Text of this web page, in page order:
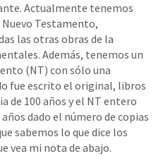
Actualmente tenemos
Nuevo Testamento,
las otras obras de la
Además, tenemos un
(NT) con sólo una
fue escrito el original, libros
de 100 años y el NT entero
dado el número de copias
sabemos lo que dice los
vea mi nota de abajo.